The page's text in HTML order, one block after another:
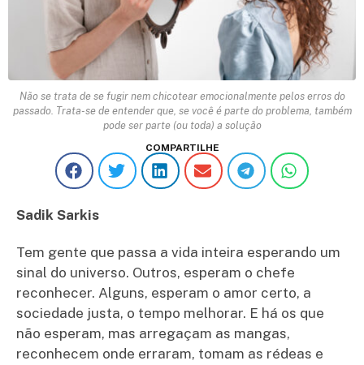
Não se trata de se fugir nem chicotear emocionalmente pelos erros do
passado. Trata-se de entender que, se você é parte do problema, também
pode ser parte (ou toda) a solução
COMPARTILHE
Sadik Sarkis
Tem gente que passa a vida inteira esperando um
sinal do universo. Outros, esperam o chefe
reconhecer. Alguns, esperam o amor certo, a
sociedade justa, o tempo melhorar. E há os que
não esperam, mas arregaçam as mangas,
reconhecem onde erraram, tomam as rédeas e